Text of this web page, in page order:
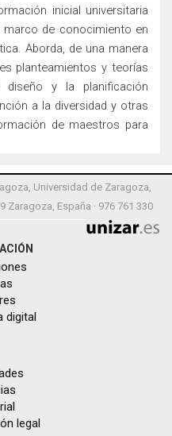
inicial universitaria
de conocimiento en
Aborda, de una manera
planteamientos y teorías
diseño y la planificación
a la diversidad y otras
de maestros para
Universidad de Zaragoza,
Zaragoza, España · 976 761 330
digital
legal